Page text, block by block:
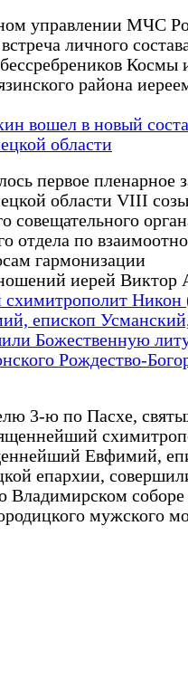
управлении МЧС
личного
района
вошел в новый
области
первое пленарное
области VIII
совещательного
отдела по
гармонизации
иерей Виктор
Никон
епископ
Божественную
Рождество-
3-ю по Пасхе,
Евфимий,
епархии,
Владимирском соборе
мужского